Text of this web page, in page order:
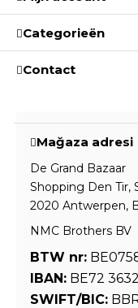
Categorieën
Contact
Mağaza adresi
De Grand Bazaar
Shopping Den Tir,
2020 Antwerpen,
NMC Brothers BV
BTW nr:
IBAN: BE72
SWIFT/BIC: